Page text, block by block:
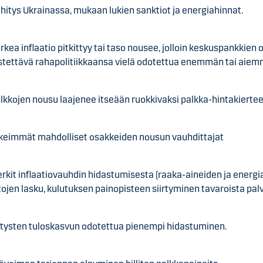
Ukrainassa, mukaan lukien sanktiot ja energiahinnat.
inflaatio pitkittyy tai taso nousee, jolloin keskuspankkien
rahapolitiikkaansa vielä odotettua enemmän tai
nousu laajenee itseään ruokkivaksi palkka-
mahdolliset osakkeiden nousun vauhdittajat
inflaatiovauhdin hidastumisesta (raaka-aineiden ja
lasku, kulutuksen painopisteen siirtyminen tavaroista
tuloskasvun odotettua pienempi hidastuminen.